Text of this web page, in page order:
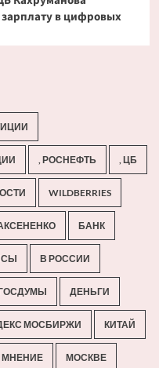
в цифровых
, РОСНЕФТЬ , ЦБ
WILDBERRIES
БАНК
В РОССИИ
ДЕНЬГИ
МОСБИРЖИ КИТАЙ
МНЕНИЕ МОСКВЕ